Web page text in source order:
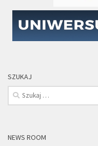
SZUKAJ
Szukaj:
NEWS ROOM